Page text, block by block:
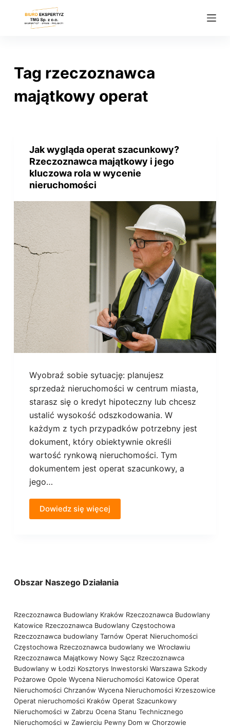
Tag rzeczoznawca
majątkowy operat
Jak wygląda operat szacunkowy?
Rzeczoznawca majątkowy i jego
kluczowa rola w wycenie
nieruchomości
Wyobraź sobie sytuację: planujesz
sprzedaż nieruchomości w centrum miasta,
starasz się o kredyt hipoteczny lub chcesz
ustalić wysokość odszkodowania. W
każdym z tych przypadków potrzebny jest
dokument, który obiektywnie określi
wartość rynkową nieruchomości. Tym
dokumentem jest operat szacunkowy, a
jego…
Dowiedz się więcej
Obszar Naszego Działania
Rzeczoznawca Budowlany Kraków Rzeczoznawca Budowlany
Katowice Rzeczoznawca Budowlany Częstochowa
Rzeczoznawca budowlany Tarnów Operat Nieruchomości
Częstochowa Rzeczoznawca budowlany we Wrocławiu
Rzeczoznawca Majątkowy Nowy Sącz Rzeczoznawca
Budowlany w Łodzi Kosztorys Inwestorski Warszawa Szkody
Pożarowe Opole Wycena Nieruchomości Katowice Operat
Nieruchomości Chrzanów Wycena Nieruchomości Krzeszowice
Operat nieruchomości Kraków Operat Szacunkowy
Nieruchomości w Zabrzu Ocena Stanu Technicznego
Nieruchomości w Zawierciu Pewny Dom w Chorzowie